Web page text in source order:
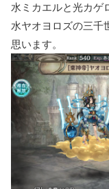
水ミカエルと光カゲ
水ヤオヨロズの三千
思います。